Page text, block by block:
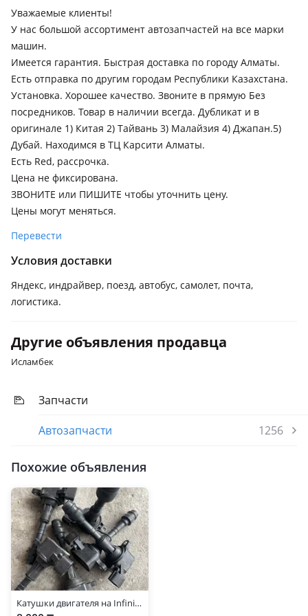
2006 - 2009 1 поколение рестайлинг (S50), 2002 - 2006 1
поколение (S50)
2011 - 2013 2 поколение рестайлинг (S51), 2008 - 2012 2
поколение (S51)
2007 - 2014 4 поколение рестайлинг, 2002 - 2007 3
поколение
Infiniti G37
2007 - 2014 4 поколение рестайлинг
2010 - 2014 Y51
Isuzu JIM
2023 - н.в. 1 поколение
Уважаемые клиенты!
У нас большой ассортимент автозапчастей на все марки
машин.
Имеется гарантия. Быстрая доставка по городу Алматы.
Есть отправка по другим городам Республики Казахстана.
Установка. Хорошее качество. Звоните в прямую Без
посредников. Товар в наличии всегда. Дубликат и в
оригинале 1) Китая 2) Тайвань 3) Малайзия 4) Джапан.5)
Дубай. Находимся в ТЦ Карсити Алматы.
Есть Red, рассрочка.
Цена не фиксирована.
ЗВОНИТЕ или ПИШИТЕ чтобы уточнить цену.
Цены могут меняться.
Перевести
Условия доставки
Яндекс, индрайвер, поезд, автобус, самолет, почта,
логистика.
Другие объявления продавца
Исламбек
Запчасти
Автозапчасти
1256
Похожие объявления
Катушки двигателя на Infiniti Fx35